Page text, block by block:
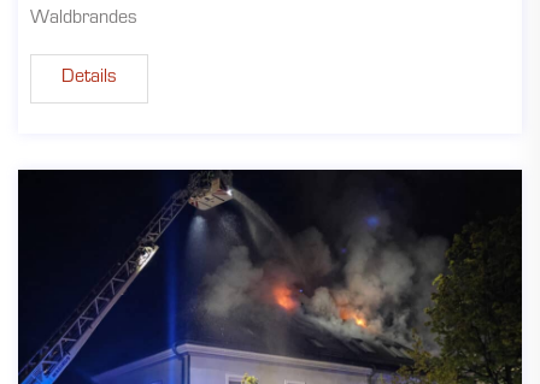
Waldbrandes
Details